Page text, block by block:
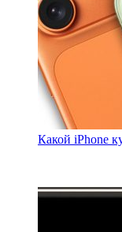
Какой iPhone